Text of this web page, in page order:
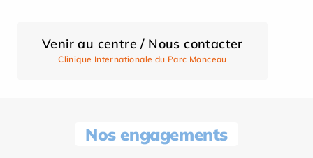
Venir au centre / Nous contacter
Clinique Internationale du Parc Monceau
Nos engagements